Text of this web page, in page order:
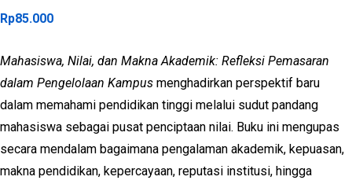
Rp85.000
Mahasiswa, Nilai, dan Makna Akademik: Refleksi Pemasaran
dalam Pengelolaan Kampus menghadirkan perspektif baru
dalam memahami pendidikan tinggi melalui sudut pandang
mahasiswa sebagai pusat penciptaan nilai. Buku ini mengupas
secara mendalam bagaimana pengalaman akademik, kepuasan,
makna pendidikan, kepercayaan, reputasi institusi, hingga